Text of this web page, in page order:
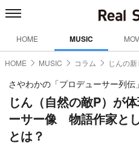
HOME MUSIC
HOME MUSIC コラム じんの
さやわかの「プロデューサー列
じん（自然の敵P）が
ーサー像 物語作家と
とは？